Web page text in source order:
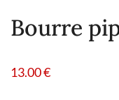
Bourre
13.00€